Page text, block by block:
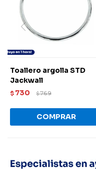
Toallero argolla STD
Jackwall
$ 730 $769